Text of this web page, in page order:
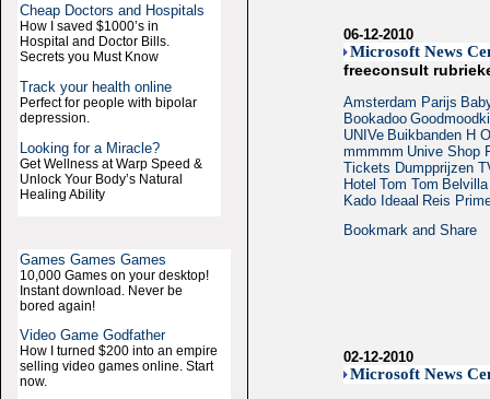
Cheap Doctors and Hospitals
How I saved $1000’s in
Hospital and Doctor Bills.
Secrets you Must Know
Track your health online
Perfect for people with bipolar
depression.
Looking for a Miracle?
Get Wellness at Warp Speed &
Unlock Your Body’s Natural
Healing Ability
Games Games Games
10,000 Games on your desktop!
Instant download. Never be
bored again!
Video Game Godfather
How I turned $200 into an empire
selling video games online. Start
now.
06-12-2010
Microsoft News
freeconsult
Amsterdam Parijs
Bookadoo
UNIVe Buikbanden H
mmmmm Unive Shop
Tickets Dumpprijzen
Hotel Tom Tom
Kado Ideaal Reis
02-12-2010
Microsoft News